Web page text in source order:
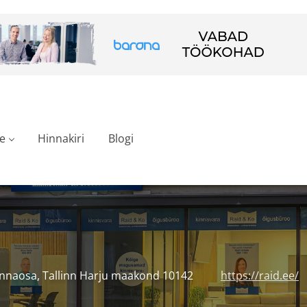
Hinnakiri Blogi
Tallinn Harju maakond 10142 https://raid.ee/